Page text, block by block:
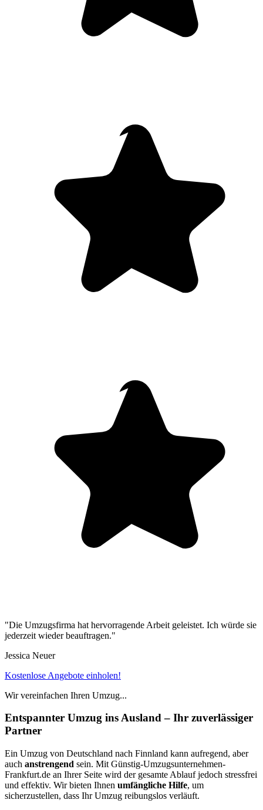
"Die Umzugsfirma hat hervorragende Arbeit geleistet. Ich würde sie
jederzeit wieder beauftragen."
Jessica Neuer
Kostenlose Angebote einholen!
Wir vereinfachen Ihren Umzug...
Entspannter Umzug ins Ausland – Ihr zuverlässiger
Partner
Ein Umzug von Deutschland nach Finnland kann aufregend, aber
auch anstrengend sein. Mit Günstig-Umzugsunternehmen-
Frankfurt.de an Ihrer Seite wird der gesamte Ablauf jedoch stressfrei
und effektiv. Wir bieten Ihnen umfängliche Hilfe, um
sicherzustellen, dass Ihr Umzug reibungslos verläuft.